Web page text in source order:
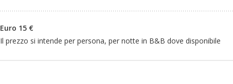
Euro 15 €
Il prezzo si intende per persona, per notte in B&B dove disponibile